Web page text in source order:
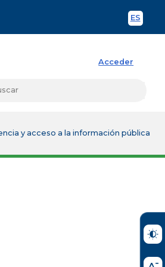
ES
Acceder
y acceso a la información pública